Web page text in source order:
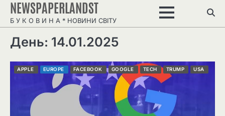
Перейти
вмісту
NEWSPAPERLANDST
Б У К О В И Н А * НОВИНИ СВІТУ
День: 14.01.2025
APPLE EUROPE FACEBOOK GOOGLE TECH TRUMP USA